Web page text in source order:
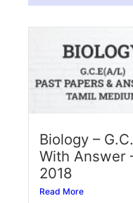
Biology –
With Answer
2018
Read More